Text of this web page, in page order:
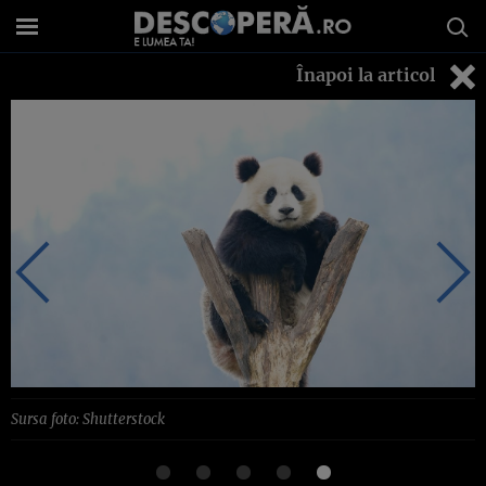
Înapoi la articol
Sursa foto: Shutterstock